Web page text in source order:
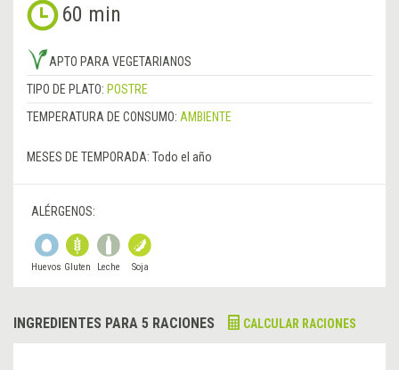
60 min
APTO PARA VEGETARIANOS
TIPO DE PLATO: POSTRE
TEMPERATURA DE CONSUMO: AMBIENTE
MESES DE TEMPORADA: Todo el año
ALÉRGENOS:
Huevos Gluten Leche Soja
INGREDIENTES PARA 5 RACIONES CALCULAR RACIONES